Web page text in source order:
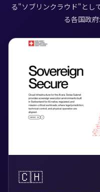
る"ソブリンクラウド"とし
る各国政府
🇨🇭